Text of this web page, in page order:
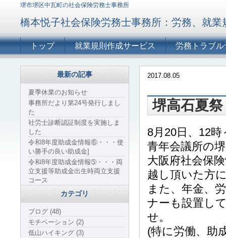
堺市堺区中瓦町の社会保険労務士事務所
橋本悦子社会保険労務士事務所：労務、就業
トップ 就業規則作成サービス 労務トラブル
2017.08.05
堺高石夏
8月20日、12
青年会議所の
大阪府社会保
越し頂いた方
また、年金、
ナーも設置し
せ。
(特に労働、助
最新の記事
夏季休業のお知らせ
事務所だより第24号発行しまし
た
社労士診断認証制度を実施しま
した
令和8年度助成金情報⑥・・・使
い勝手の良い助成金]
令和8年度助成金情報➄・・・両
立支援等助成金出生時両立支援
コース
カテゴリ
ブログ (48)
モチベーション (2)
低山ハイキング (3)